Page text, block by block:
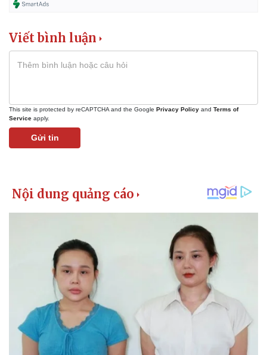
Viết bình luận
This site is protected by reCAPTCHA and the Google Privacy Policy and Terms of
Service apply.
Gửi tin